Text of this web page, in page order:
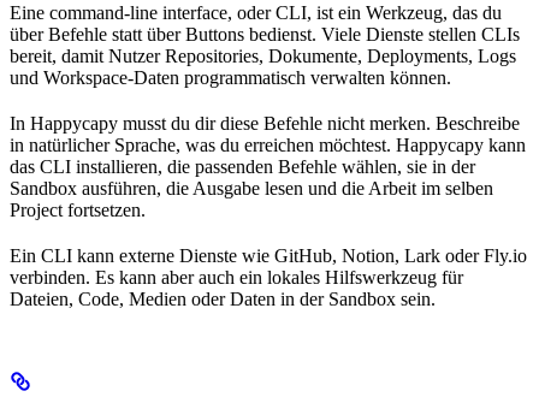
Eine command-line interface, oder CLI, ist ein Werkzeug, das du
über Befehle statt über Buttons bedienst. Viele Dienste stellen CLIs
bereit, damit Nutzer Repositories, Dokumente, Deployments, Logs
und Workspace-Daten programmatisch verwalten können.
In Happycapy musst du dir diese Befehle nicht merken. Beschreibe
in natürlicher Sprache, was du erreichen möchtest. Happycapy kann
das CLI installieren, die passenden Befehle wählen, sie in der
Sandbox ausführen, die Ausgabe lesen und die Arbeit im selben
Project fortsetzen.
Ein CLI kann externe Dienste wie GitHub, Notion, Lark oder Fly.io
verbinden. Es kann aber auch ein lokales Hilfswerkzeug für
Dateien, Code, Medien oder Daten in der Sandbox sein.